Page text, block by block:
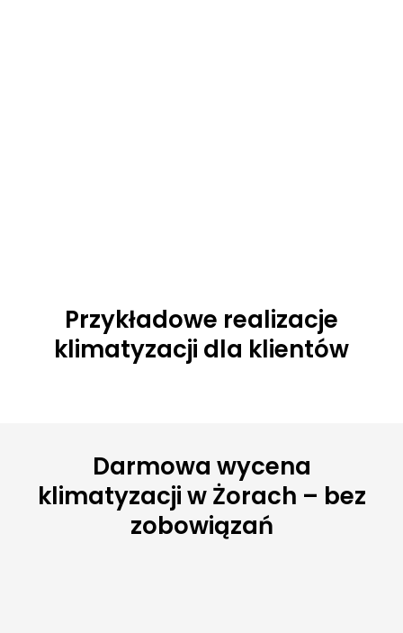
Przykładowe realizacje
klimatyzacji dla klientów
Darmowa wycena
klimatyzacji w Żorach – bez
zobowiązań